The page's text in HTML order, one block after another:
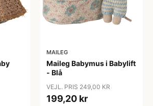
MAILEG
Maileg Babymus i Babylift
- Blå
VEJL. PRIS 249,00 KR
199,20 kr